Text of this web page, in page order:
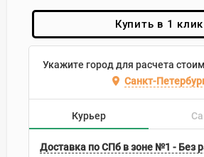
Купить в 1 клик
Укажите город для расчета
Санкт-
Курьер
Доставка по СПб в зоне №1 - Без